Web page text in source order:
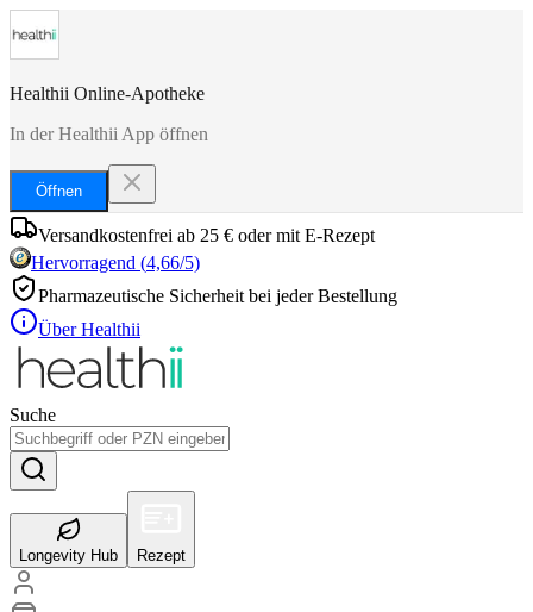
Healthii Online-Apotheke
In der Healthii App öffnen
Öffnen
Versandkostenfrei ab 25 € oder mit E-Rezept
Hervorragend (4,66/5)
Pharmazeutische Sicherheit bei jeder Bestellung
Über Healthii
Suche
Longevity Hub Rezept